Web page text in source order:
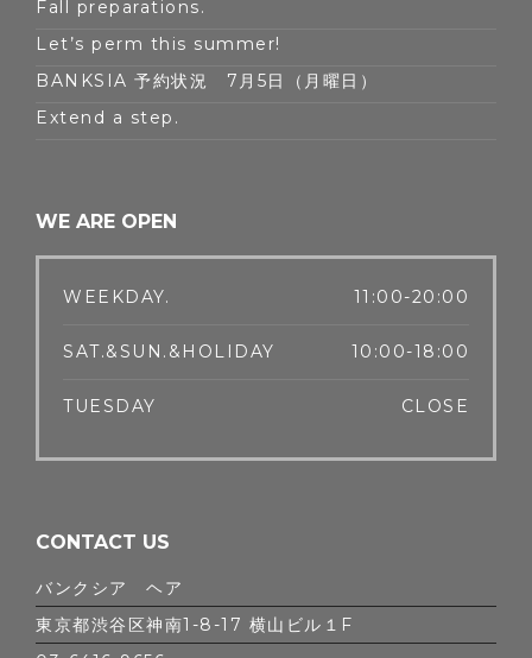
Fall preparations.
Let’s perm this summer!
BANKSIA 予約状況 7月5日（月曜日）
Extend a step.
WE ARE OPEN
WEEKDAY. 11:00-20:00
SAT.&SUN.&HOLIDAY 10:00-18:00
TUESDAY CLOSE
CONTACT US
バンクシア ヘア
東京都渋谷区神南1-8-17 横山ビル１F